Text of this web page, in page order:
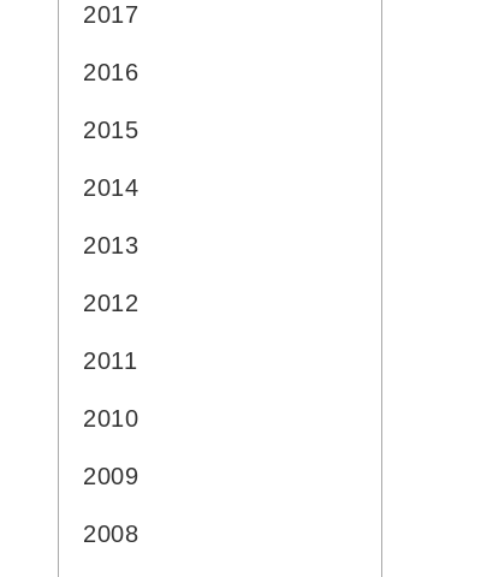
2017
2016
2015
2014
2013
2012
2011
2010
2009
2008